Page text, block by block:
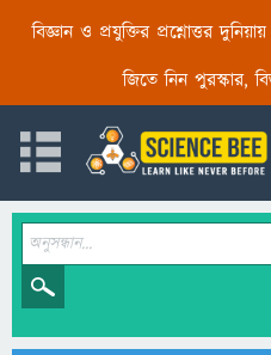
বিজ্ঞান ও প্রযুক্তির প্রশ্নোত্তর
জিতে নিন পুরস্কার,